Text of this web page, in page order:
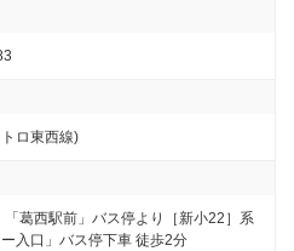
ロ東西線)
葛西駅前」バス停より［新小22］系
入口」バス停下車 徒歩2分